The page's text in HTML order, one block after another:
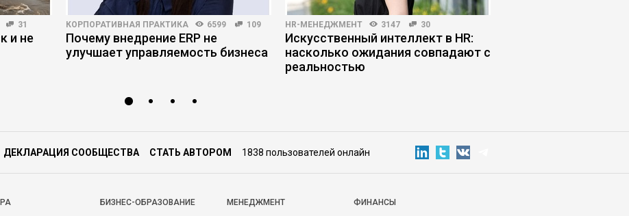
31
и не
КОРПОРАТИВНАЯ ПРАКТИКА 6599 109
Почему внедрение ERP не
улучшает управляемость бизнеса
HR-МЕНЕДЖМЕНТ 3147 30
Искусственный интеллект в HR:
насколько ожидания совпадают с
реальностью
ДЕКЛАРАЦИЯ СООБЩЕСТВА СТАТЬ АВТОРОМ 1838 пользователей онлайн
БИЗНЕС-ОБРАЗОВАНИЕ МЕНЕДЖМЕНТ ФИНАНСЫ